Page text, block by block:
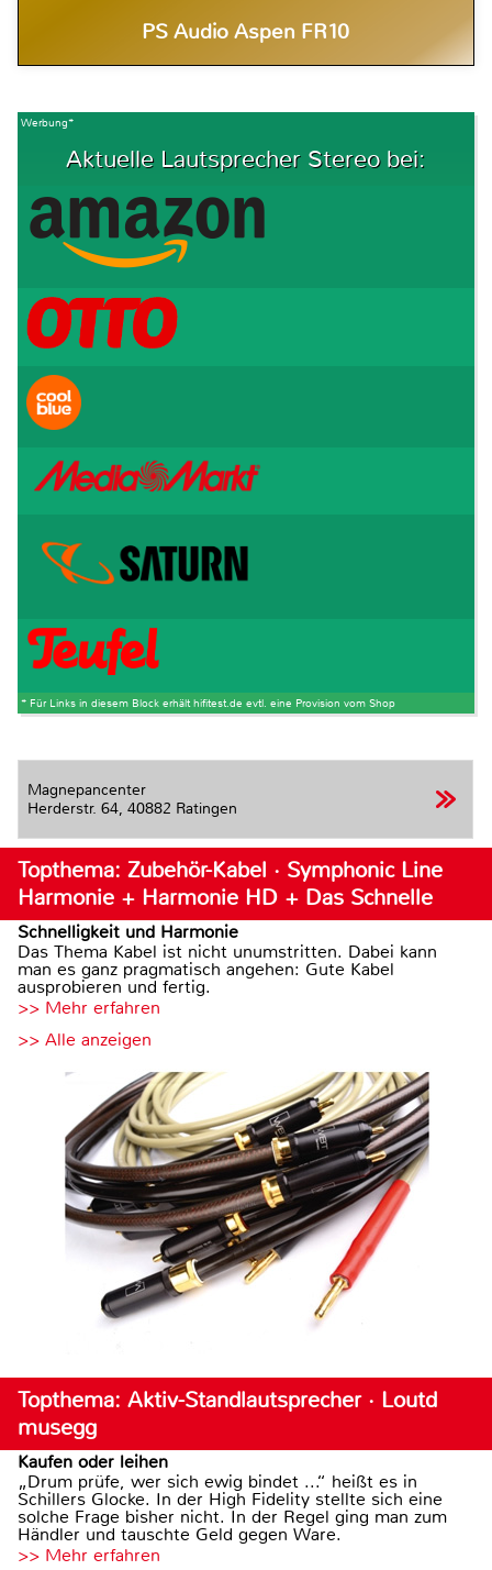
PS Audio Aspen FR10
Werbung*
Aktuelle Lautsprecher Stereo bei:
* Für Links in diesem Block erhält hifitest.de evtl. eine Provision vom Shop
Magnepancenter
Herderstr. 64, 40882 Ratingen
Topthema: Zubehör-Kabel · Symphonic Line
Harmonie + Harmonie HD + Das Schnelle
Schnelligkeit und Harmonie
Das Thema Kabel ist nicht unumstritten. Dabei kann
man es ganz pragmatisch angehen: Gute Kabel
ausprobieren und fertig.
>> Mehr erfahren
>> Alle anzeigen
Topthema: Aktiv-Standlautsprecher · Loutd
musegg
Kaufen oder leihen
„Drum prüfe, wer sich ewig bindet ...“ heißt es in
Schillers Glocke. In der High Fidelity stellte sich eine
solche Frage bisher nicht. In der Regel ging man zum
Händler und tauschte Geld gegen Ware.
>> Mehr erfahren